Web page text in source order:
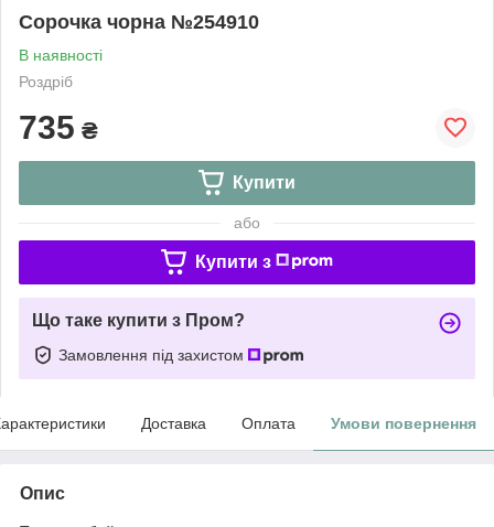
Сорочка чорна №254910
В наявності
Роздріб
735 ₴
Купити
або
Купити з
Що таке купити з Пром?
Замовлення під захистом
Доставка Оплата Умови повернення
Опис